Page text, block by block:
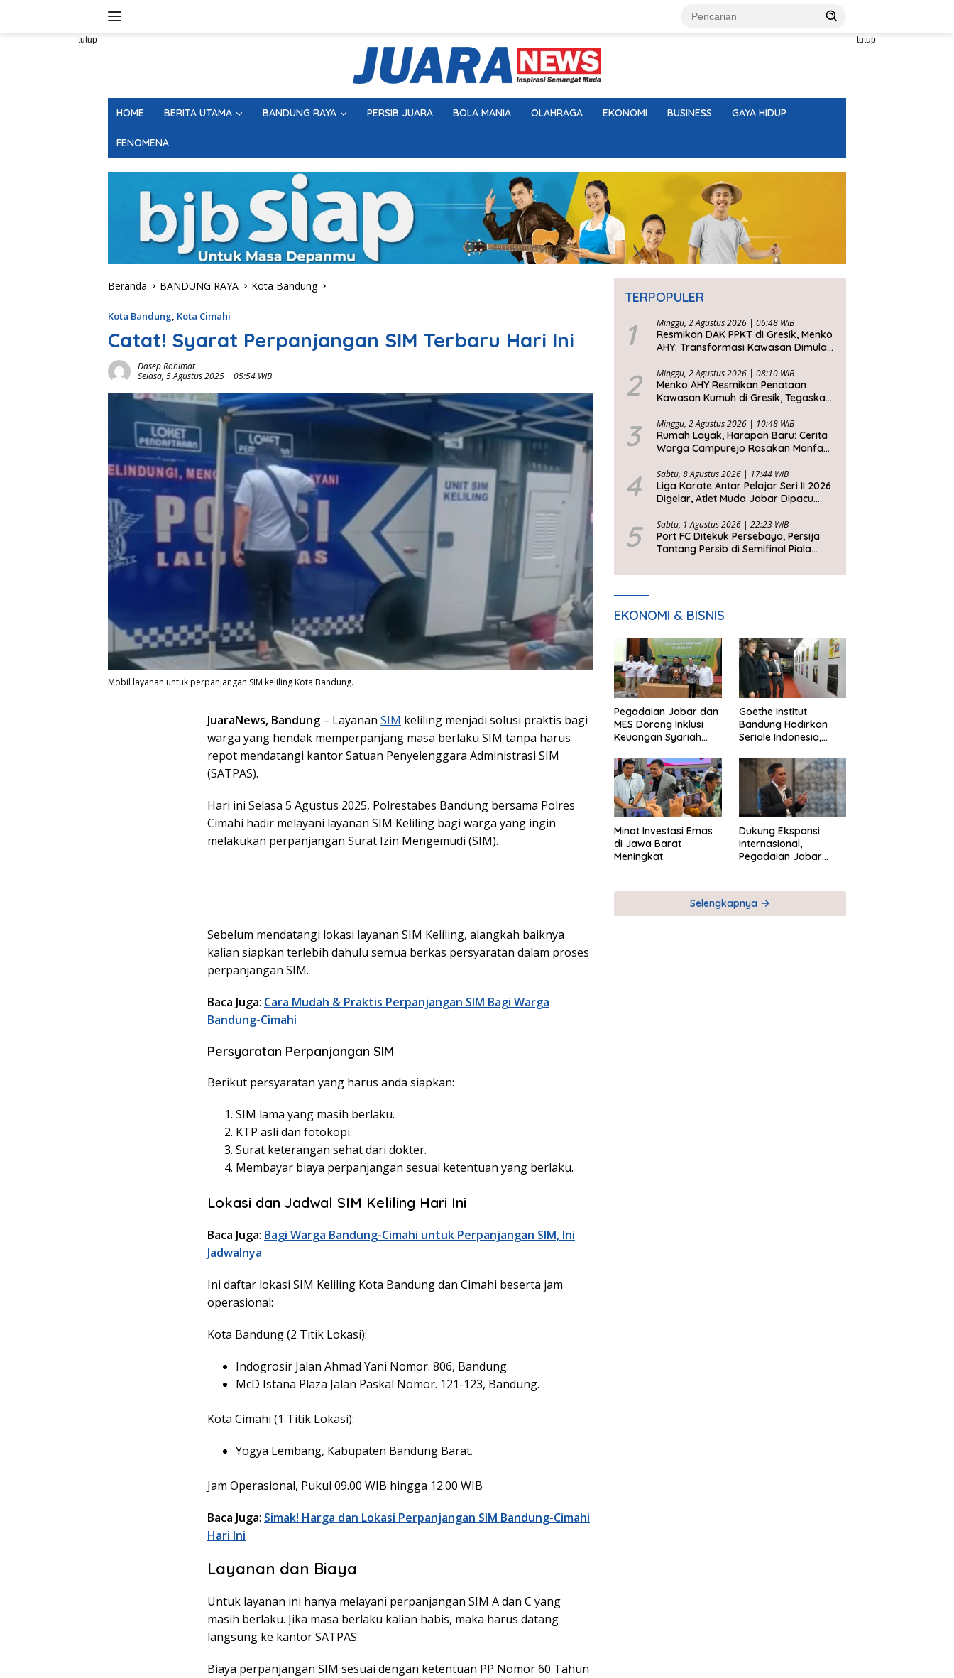
tutup tutup
HOME BERITA UTAMA BANDUNG RAYA PERSIB JUARA BOLA MANIA OLAHRAGA EKONOMI BUSINESS GAYA HIDUP
FENOMENA
Beranda BANDUNG RAYA Kota Bandung
Kota Bandung, Kota Cimahi
Catat! Syarat Perpanjangan SIM Terbaru Hari Ini
Dasep Rohimat
Selasa, 5 Agustus 2025 | 05:54 WIB
Mobil layanan untuk perpanjangan SIM keliling Kota Bandung.
JuaraNews, Bandung – Layanan SIM keliling menjadi solusi praktis bagi
warga yang hendak memperpanjang masa berlaku SIM tanpa harus
repot mendatangi kantor Satuan Penyelenggara Administrasi SIM
(SATPAS).
Hari ini Selasa 5 Agustus 2025, Polrestabes Bandung bersama Polres
Cimahi hadir melayani layanan SIM Keliling bagi warga yang ingin
melakukan perpanjangan Surat Izin Mengemudi (SIM).
Sebelum mendatangi lokasi layanan SIM Keliling, alangkah baiknya
kalian siapkan terlebih dahulu semua berkas persyaratan dalam proses
perpanjangan SIM.
Baca Juga: Cara Mudah & Praktis Perpanjangan SIM Bagi Warga
Bandung-Cimahi
Persyaratan Perpanjangan SIM
Berikut persyaratan yang harus anda siapkan:
SIM lama yang masih berlaku.
KTP asli dan fotokopi.
Surat keterangan sehat dari dokter.
Membayar biaya perpanjangan sesuai ketentuan yang berlaku.
Lokasi dan Jadwal SIM Keliling Hari Ini
Baca Juga: Bagi Warga Bandung-Cimahi untuk Perpanjangan SIM, Ini
Jadwalnya
Ini daftar lokasi SIM Keliling Kota Bandung dan Cimahi beserta jam
operasional:
Kota Bandung (2 Titik Lokasi):
Indogrosir Jalan Ahmad Yani Nomor. 806, Bandung.
McD Istana Plaza Jalan Paskal Nomor. 121-123, Bandung.
Kota Cimahi (1 Titik Lokasi):
Yogya Lembang, Kabupaten Bandung Barat.
Jam Operasional, Pukul 09.00 WIB hingga 12.00 WIB
Baca Juga: Simak! Harga dan Lokasi Perpanjangan SIM Bandung-Cimahi
Hari Ini
Layanan dan Biaya
Untuk layanan ini hanya melayani perpanjangan SIM A dan C yang
masih berlaku. Jika masa berlaku kalian habis, maka harus datang
langsung ke kantor SATPAS.
Biaya perpanjangan SIM sesuai dengan ketentuan PP Nomor 60 Tahun
TERPOPULER
1 Minggu, 2 Agustus 2026 | 06:48 WIB
Resmikan DAK PPKT di Gresik, Menko
AHY: Transformasi Kawasan Dimulai
2 Minggu, 2 Agustus 2026 | 08:10 WIB
Menko AHY Resmikan Penataan
Kawasan Kumuh di Gresik, Tegaskan
Kesejahteraan Rakyat
3 Minggu, 2 Agustus 2026 | 10:48 WIB
Rumah Layak, Harapan Baru: Cerita
Warga Campurejo Rasakan Manfaat
4 Sabtu, 8 Agustus 2026 | 17:44 WIB
Liga Karate Antar Pelajar Seri II 2026
Digelar, Atlet Muda Jabar Dipacu
5 Sabtu, 1 Agustus 2026 | 22:23 WIB
Port FC Ditekuk Persebaya, Persija
Tantang Persib di Semifinal Piala
EKONOMI & BISNIS
Pegadaian Jabar dan
MES Dorong Inklusi
Keuangan Syariah
UMKM
Goethe Institut
Bandung Hadirkan
Seriale Indonesia,
Global Industri Serial
Minat Investasi Emas
di Jawa Barat
Meningkat
Dukung Ekspansi
Internasional,
Pegadaian Jabar
Pegadaian Timor
Leste
Selengkapnya